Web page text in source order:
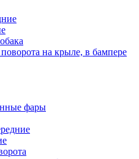
на крыле, в бампере
фары